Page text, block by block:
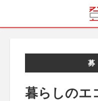
暮らしのエ